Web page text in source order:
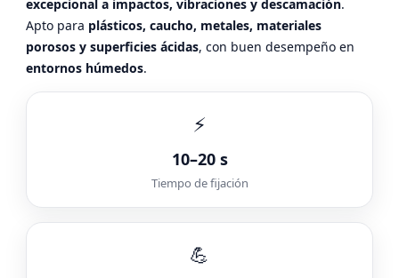
excepcional a impactos, vibraciones y descamación.
Apto para plásticos, caucho, metales, materiales
porosos y superficies ácidas, con buen desempeño en
entornos húmedos.
⚡
10–20 s
Tiempo de fijación
💪